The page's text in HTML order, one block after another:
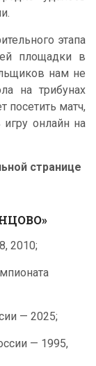
этапа
площадки в
нам не
на трибунах
посетить матч,
онлайн на
странице
2010;
— 2025;
— 1995,